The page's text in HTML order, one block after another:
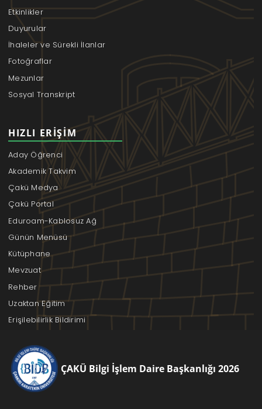
Etkinlikler
Duyurular
İhaleler ve Sürekli İlanlar
Fotoğraflar
Mezunlar
Sosyal Transkript
HIZLI ERIŞIM
Aday Öğrenci
Akademik Takvim
Çakü Medya
Çakü Portal
Eduroam-Kablosuz Ağ
Günün Menüsü
Kütüphane
Mevzuat
Rehber
Uzaktan Eğitim
Erişilebilirlik Bildirimi
ÇAKÜ Bilgi İşlem Daire Başkanlığı 2026